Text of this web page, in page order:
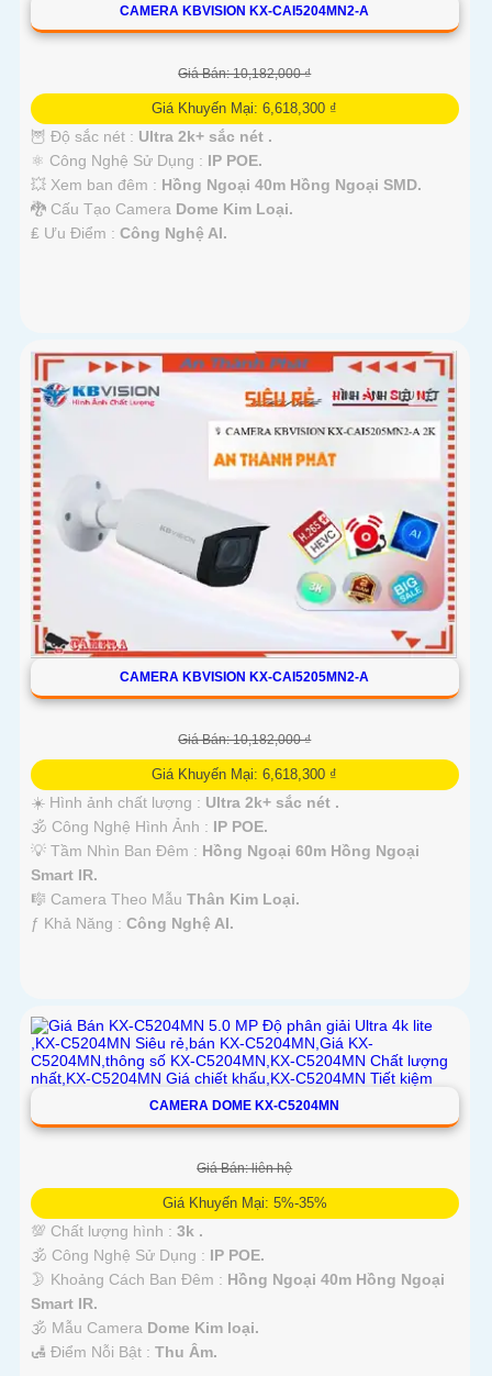
CAMERA KBVISION KX-CAI5204MN2-A
Giá Bán: 10,182,000 ₫
Giá Khuyến Mại: 6,618,300 ₫
🦉 Độ sắc nét : Ultra 2k+ sắc nét .
⚛️ Công Nghệ Sử Dụng : IP POE.
💥 Xem ban đêm : Hồng Ngoại 40m Hồng Ngoại SMD.
🐉️ Cấu Tạo Camera Dome Kim Loại.
️₤ Ưu Điểm : Công Nghệ AI.
CAMERA KBVISION KX-CAI5205MN2-A
Giá Bán: 10,182,000 ₫
Giá Khuyến Mại: 6,618,300 ₫
☀️ Hình ảnh chất lượng : Ultra 2k+ sắc nét .
🕉️ Công Nghệ Hình Ảnh : IP POE.
💡 Tầm Nhìn Ban Đêm : Hồng Ngoại 60m Hồng Ngoại
Smart IR.
🎼️ Camera Theo Mẫu Thân Kim Loại.
️ƒ Khả Năng : Công Nghệ AI.
CAMERA DOME KX-C5204MN
Giá Bán: liên hệ
Giá Khuyến Mại: 5%-35%
💯 Chất lượng hình : 3k .
🕉️ Công Nghệ Sử Dụng : IP POE.
🌛 Khoảng Cách Ban Đêm : Hồng Ngoại 40m Hồng Ngoại
Smart IR.
🕉️ Mẫu Camera Dome Kim loại.
️🛃 Điểm Nỗi Bật : Thu Âm.